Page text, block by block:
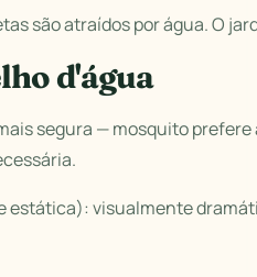
são atraídos por água. O
d'água
segura — mosquito prefere
estática): visualmente